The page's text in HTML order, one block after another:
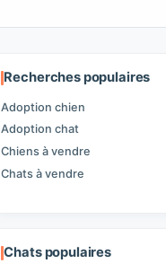
Recherches populaires
Adoption chien
Adoption chat
Chiens à vendre
Chats à vendre
Chats populaires